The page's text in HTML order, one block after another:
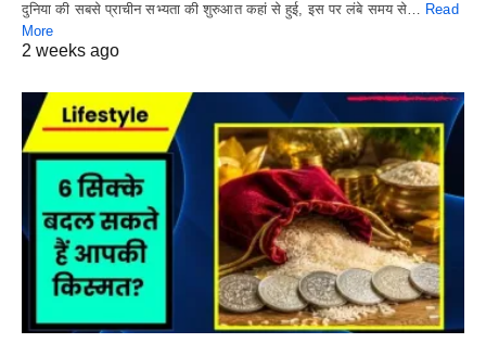
दुनिया की सबसे प्राचीन सभ्यता की शुरुआत कहां से हुई, इस पर लंबे समय से… Read
More
2 weeks ago